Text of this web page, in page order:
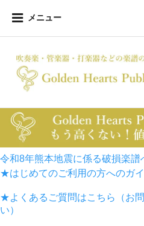
メニュー
令和8年熊本地震に係る破損楽譜
★はじめてのご利用の方へのガ
★よくあるご質問はこちら（お
い）